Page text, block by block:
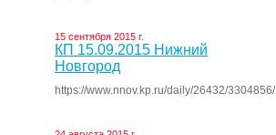
15 сентября 2015 г.
КП 15.09.2015 Нижний
Новгород
https://www.nnov.kp.ru/daily/26432/3304856/